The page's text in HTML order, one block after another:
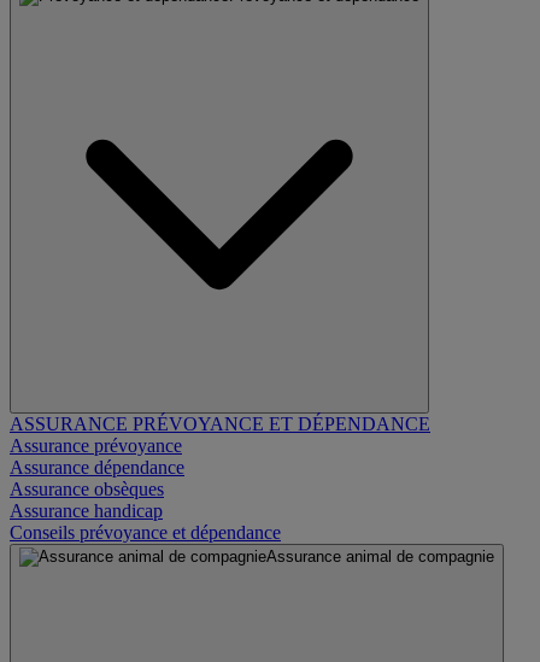
ASSURANCE PRÉVOYANCE ET DÉPENDANCE
Assurance prévoyance
Assurance dépendance
Assurance obsèques
Assurance handicap
Conseils prévoyance et dépendance
Assurance animal de compagnie